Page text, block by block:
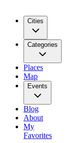
Cities
Categories
Places
Map
Events
Blog
About
My
Favorites